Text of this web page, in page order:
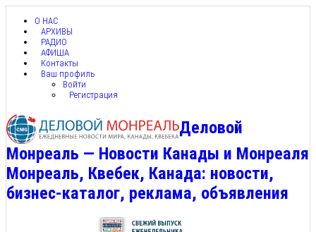
О НАС
АРХИВЫ
РАДИО
АФИША
Контакты
Ваш профиль
Войти
Регистрация
Деловой
Монреаль — Новости Канады и Монреаля
Монреаль, Квебек, Канада: новости,
бизнес-каталог, реклама, объявления